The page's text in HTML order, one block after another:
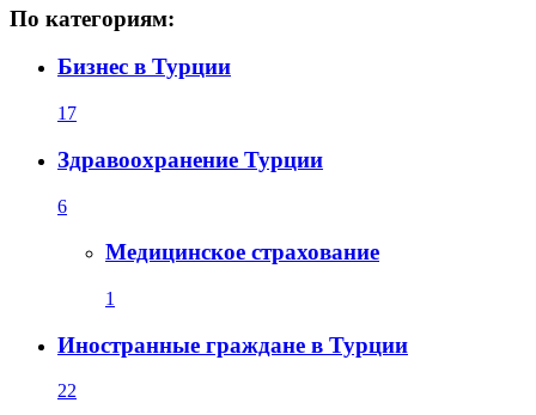
По категориям:
Бизнес в Турции
17
Здравоохранение Турции
6
Медицинское страхование
1
Иностранные граждане в Турции
22